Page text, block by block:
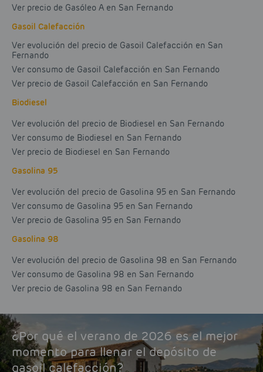
Ver precio de Gasóleo A en San Fernando
Gasoil Calefacción
Ver evolución del precio de Gasoil Calefacción en San
Fernando
Ver consumo de Gasoil Calefacción en San Fernando
Ver precio de Gasoil Calefacción en San Fernando
Biodiesel
Ver evolución del precio de Biodiesel en San Fernando
Ver consumo de Biodiesel en San Fernando
Ver precio de Biodiesel en San Fernando
Gasolina 95
Ver evolución del precio de Gasolina 95 en San Fernando
Ver consumo de Gasolina 95 en San Fernando
Ver precio de Gasolina 95 en San Fernando
Gasolina 98
Ver evolución del precio de Gasolina 98 en San Fernando
Ver consumo de Gasolina 98 en San Fernando
Ver precio de Gasolina 98 en San Fernando
¿Por qué el verano de 2026 es el mejor
momento para llenar el depósito de
gasoil calefacción?